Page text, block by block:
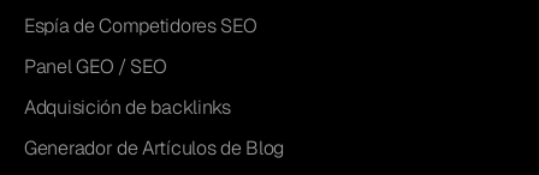
Espía de Competidores SEO
Panel GEO / SEO
Adquisición de backlinks
Generador de Artículos de Blog